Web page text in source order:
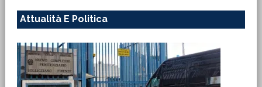
Attualità E Politica